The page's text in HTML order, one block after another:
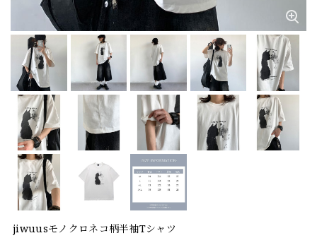
jiwuusモノクロネコ柄半袖Tシャツ